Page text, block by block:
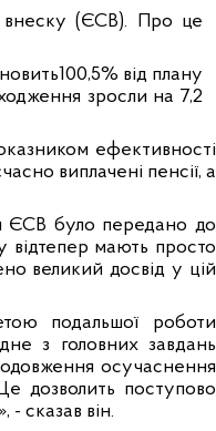
внеску (ЄСВ). Про це
від плану
зросли на 7,2
ефективності
виплачені пенсії, а
ЄСВ було передано до
відтепер мають просто
великий досвід у цій
подальшої роботи
з головних завдань
осучаснення
дозволить поступово
- сказав він.